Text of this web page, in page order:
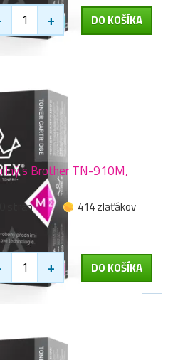
+ DO KOŠÍKA
s Brother TN-910M,
stran
414 zlaťákov
+ DO KOŠÍKA